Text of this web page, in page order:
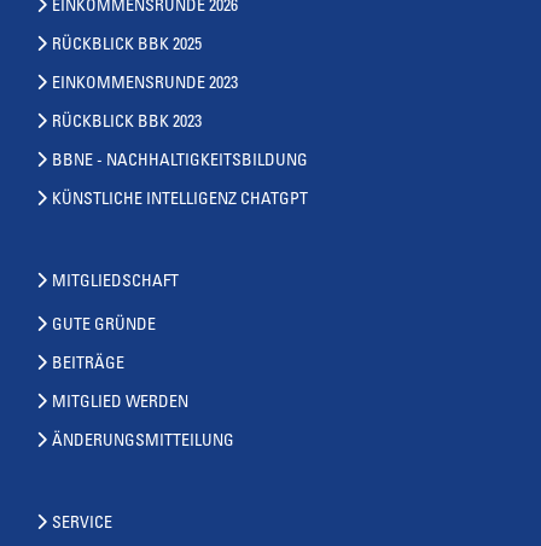
EINKOMMENSRUNDE 2026
RÜCKBLICK BBK 2025
EINKOMMENSRUNDE 2023
RÜCKBLICK BBK 2023
BBNE - NACHHALTIGKEITSBILDUNG
KÜNSTLICHE INTELLIGENZ CHATGPT
MITGLIEDSCHAFT
GUTE GRÜNDE
BEITRÄGE
MITGLIED WERDEN
ÄNDERUNGSMITTEILUNG
SERVICE